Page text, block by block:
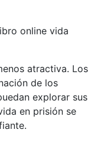
online​ vida
atractiva. Los
de los
explorar sus
en prisión se